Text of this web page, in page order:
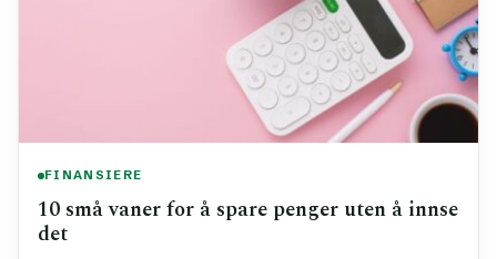
FINANSIERE
10 små vaner for å spare penger uten å innse
det